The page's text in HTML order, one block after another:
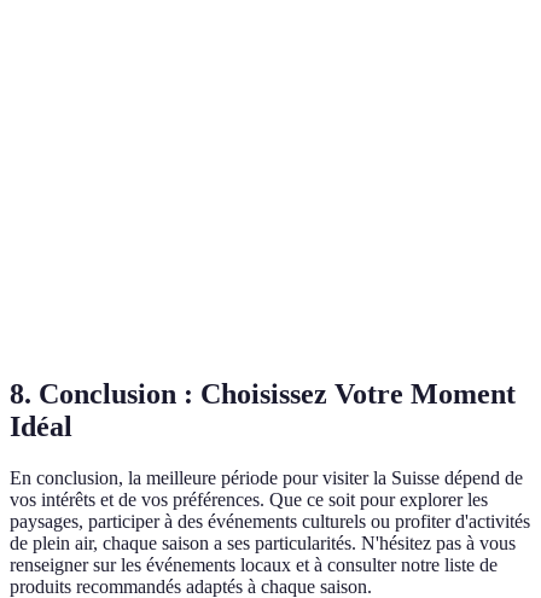
8. Conclusion : Choisissez Votre Moment
Idéal
En conclusion, la meilleure période pour visiter la Suisse dépend de
vos intérêts et de vos préférences. Que ce soit pour explorer les
paysages, participer à des événements culturels ou profiter d'activités
de plein air, chaque saison a ses particularités. N'hésitez pas à vous
renseigner sur les événements locaux et à consulter notre liste de
produits recommandés adaptés à chaque saison.